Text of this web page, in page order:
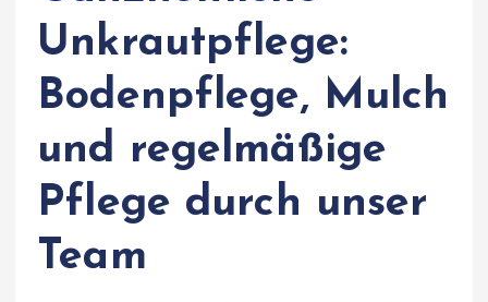
Unkrautpflege:
Bodenpflege, Mulch
und regelmäßige
Pflege durch unser
Team